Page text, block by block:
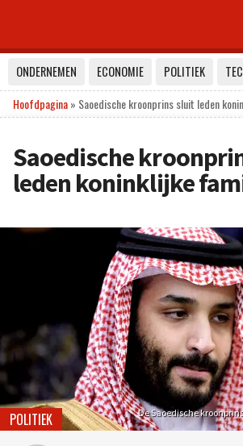
ONDERNEMEN ECONOMIE POLITIEK
Hoofdpagina» Saoedische kroonprins sluit leden
Saoedische
leden koninklijke
De Saoedische
POLITIEK